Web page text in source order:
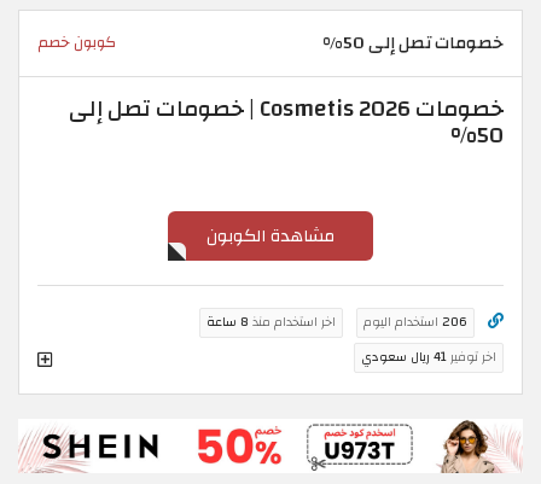
خصومات تصل إلى 50% كوبون خصم
خصومات Cosmetis 2026 | خصومات تصل إلى
50%
مشاهدة الكوبون
206 استخدام اليوم اخر استخدام منذ 8 ساعة
اخر توفير41 ريال سعودي